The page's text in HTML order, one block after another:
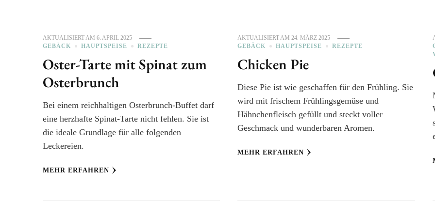
AKTUALISIERT AM 6. APRIL 2025
GEBÄCK
HAUPTSPEISE REZEPTE
Oster-Tarte mit Spinat zum
Osterbrunch
Bei einem reichhaltigen Osterbrunch-Buffet darf
eine herzhafte Spinat-Tarte nicht fehlen. Sie ist
die ideale Grundlage für alle folgenden
Leckereien.
MEHR ERFAHREN
AKTUALISIERT AM24. MÄRZ 2025
GEBÄCK
HAUPTSPEISE REZEPTE
Chicken Pie
Diese Pie ist wie geschaffen für den Frühling. Sie
wird mit frischem Frühlingsgemüse und
Hähnchenfleisch gefüllt und steckt voller
Geschmack und wunderbaren Aromen.
MEHR ERFAHREN